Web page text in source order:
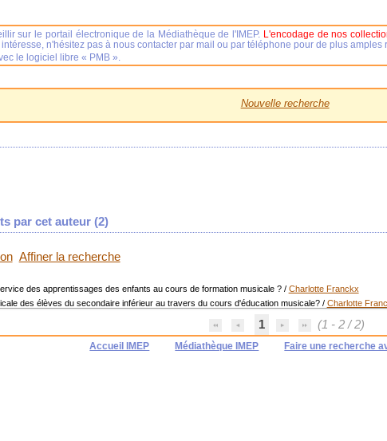
Nouvelle recherche
par cet auteur (2)
Affiner la recherche
des apprentissages des enfants au cours de formation musicale ?/ Charlotte Franckx
des élèves du secondaire inférieur au travers du cours d'éducation musicale?/ Charlotte
1 (1 - 2 / 2)
Accueil IMEP Médiathèque IMEP Faire une recherche
sur le portail électronique de la Médiathèque de l'IMEP. L'encodage de nos
n'hésitez pas à nous contacter par mail ou par téléphone pour de plus amples
le logiciel libre « PMB ».